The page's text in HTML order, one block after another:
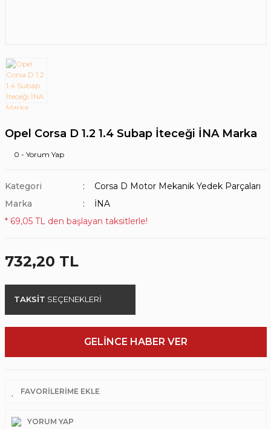
Opel Corsa D 1.2 1.4 Subap İteceği İNA Marka
0 - Yorum Yap
Kategori
Corsa D Motor Mekanik Yedek Parçaları
Marka
İNA
* 69,05 TL den başlayan taksitlerle!
732,20 TL
TAKSİT SEÇENEKLERİ
GELİNCE HABER VER
YORUM YAP